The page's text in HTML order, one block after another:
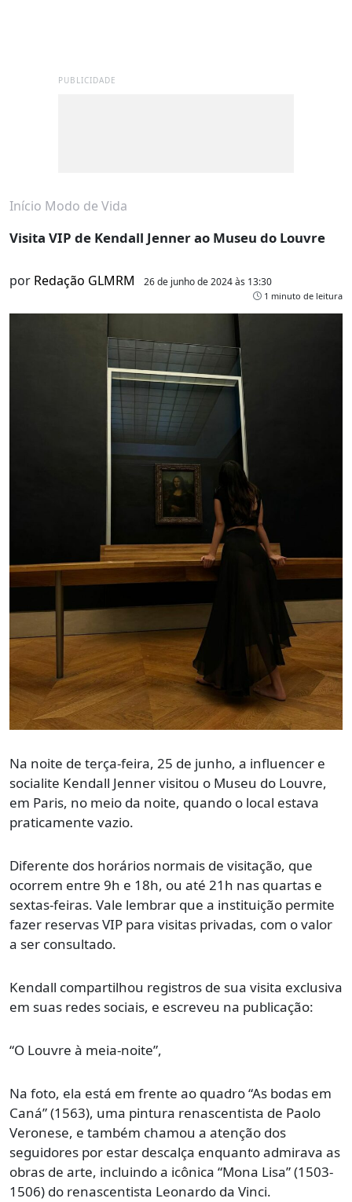
PUBLICIDADE
Início Modo de Vida
Visita VIP de Kendall Jenner ao Museu do Louvre
por Redação GLMRM 26 de junho de 2024 às 13:30
1 minuto de leitura
Na noite de terça-feira, 25 de junho, a influencer e
socialite Kendall Jenner visitou o Museu do Louvre,
em Paris, no meio da noite, quando o local estava
praticamente vazio.
Diferente dos horários normais de visitação, que
ocorrem entre 9h e 18h, ou até 21h nas quartas e
sextas-feiras. Vale lembrar que a instituição permite
fazer reservas VIP para visitas privadas, com o valor
a ser consultado.
Kendall compartilhou registros de sua visita exclusiva
em suas redes sociais, e escreveu na publicação:
“O Louvre à meia-noite”,
Na foto, ela está em frente ao quadro “As bodas em
Caná” (1563), uma pintura renascentista de Paolo
Veronese, e também chamou a atenção dos
seguidores por estar descalça enquanto admirava as
obras de arte, incluindo a icônica “Mona Lisa” (1503-
1506) do renascentista Leonardo da Vinci.